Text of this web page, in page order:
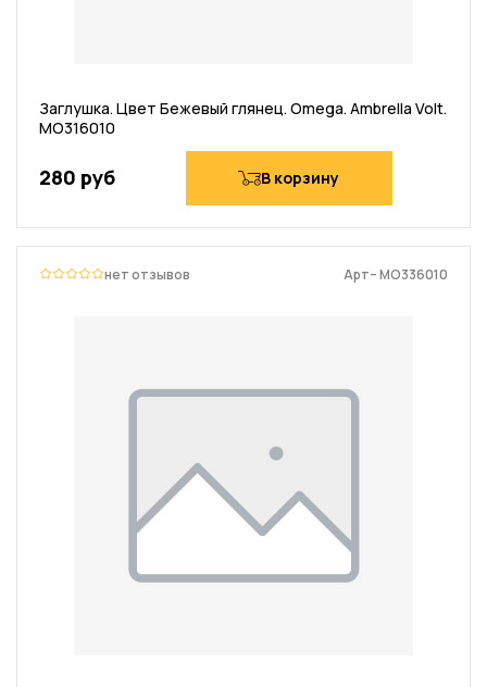
Заглушка. Цвет Бежевый глянец. Omega. Ambrella Volt.
MO316010
280 руб В корзину
нет отзывов Арт– MO336010